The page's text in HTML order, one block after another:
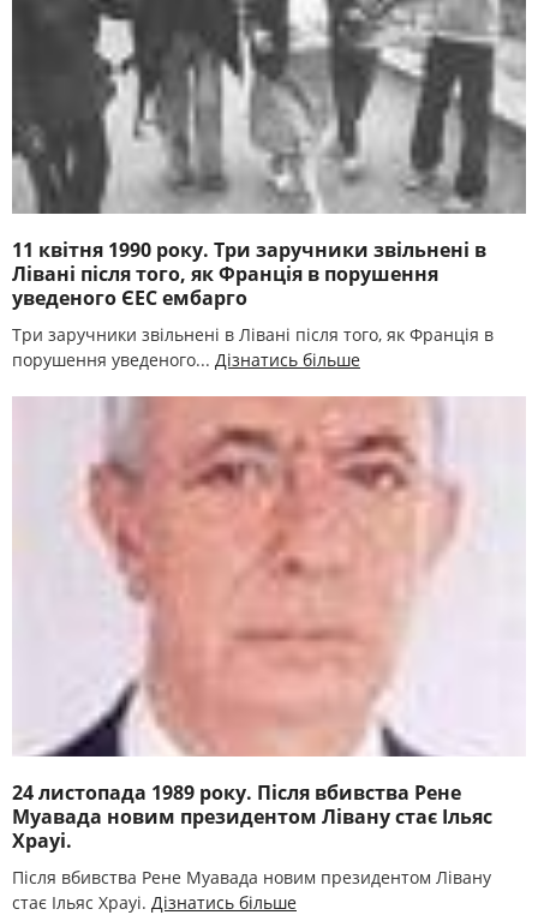
11 квітня 1990 року. Три заручники звільнені в
Лівані після того, як Франція в порушення
уведеного ЄЕС ембарго
Три заручники звільнені в Лівані після того, як Франція в
порушення уведеного... Дізнатись більше
24 листопада 1989 року. Після вбивства Рене
Муавада новим президентом Лівану стає Ільяс
Храуі.
Після вбивства Рене Муавада новим президентом Лівану
стає Ільяс Храуі. Дізнатись більше